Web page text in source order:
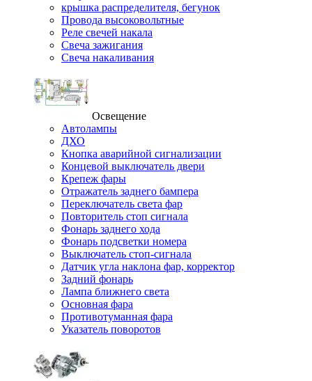
крышка распределителя, бегунок
Провода высоковольтные
Реле свечей накала
Свеча зажигания
Свеча накаливания
Освещение
Автолампы
ДХО
Кнопка аварийной сигнализации
Концевой выключатель двери
Крепеж фары
Отражатель заднего бампера
Переключатель света фар
Повторитель стоп сигнала
Фонарь заднего хода
Фонарь подсветки номера
Выключатель стоп-сигнала
Датчик угла наклона фар, корректор
Задний фонарь
Лампа ближнего света
Основная фара
Противотуманная фара
Указатель поворотов